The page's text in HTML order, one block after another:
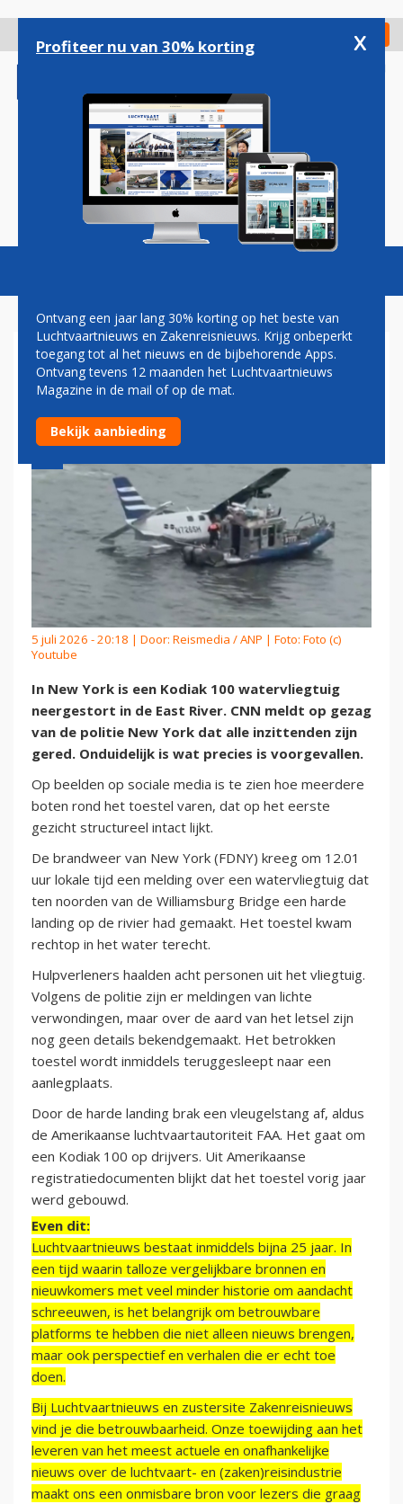
gaan
Check in
Magazine Podcasts Vacatures
VLIEGTUIG NEERGESTORT IN
EAST RIVER, NEW YORK
5 juli 2026 - 20:18 | Door: Reismedia / ANP | Foto: Foto (c)
Youtube
In New York is een Kodiak 100 watervliegtuig
neergestort in de East River. CNN meldt op gezag
van de politie New York dat alle inzittenden zijn
gered. Onduidelijk is wat precies is voorgevallen.
Op beelden op sociale media is te zien hoe meerdere
boten rond het toestel varen, dat op het eerste
gezicht structureel intact lijkt.
De brandweer van New York (FDNY) kreeg om 12.01
uur lokale tijd een melding over een watervliegtuig dat
ten noorden van de Williamsburg Bridge een harde
landing op de rivier had gemaakt. Het toestel kwam
rechtop in het water terecht.
Hulpverleners haalden acht personen uit het vliegtuig.
Volgens de politie zijn er meldingen van lichte
verwondingen, maar over de aard van het letsel zijn
nog geen details bekendgemaakt. Het betrokken
toestel wordt inmiddels teruggesleept naar een
aanlegplaats.
Door de harde landing brak een vleugelstang af, aldus
de Amerikaanse luchtvaartautoriteit FAA. Het gaat om
een Kodiak 100 op drijvers. Uit Amerikaanse
registratiedocumenten blijkt dat het toestel vorig jaar
werd gebouwd.
Even dit:
Luchtvaartnieuws bestaat inmiddels bijna 25 jaar. In
een tijd waarin talloze vergelijkbare bronnen en
nieuwkomers met veel minder historie om aandacht
schreeuwen, is het belangrijk om betrouwbare
platforms te hebben die niet alleen nieuws brengen,
maar ook perspectief en verhalen die er echt toe
doen.
Bij Luchtvaartnieuws en zustersite Zakenreisnieuws
vind je die betrouwbaarheid. Onze toewijding aan het
leveren van het meest actuele en onafhankelijke
nieuws over de luchtvaart- en (zaken)reisindustrie
maakt ons een onmisbare bron voor lezers die graag
Profiteer nu van 30% korting x
Ontvang een jaar lang 30% korting op het beste van
Luchtvaartnieuws en Zakenreisnieuws. Krijg onbeperkt
toegang tot al het nieuws en de bijbehorende Apps.
Ontvang tevens 12 maanden het Luchtvaartnieuws
Magazine in de mail of op de mat.
Bekijk aanbieding